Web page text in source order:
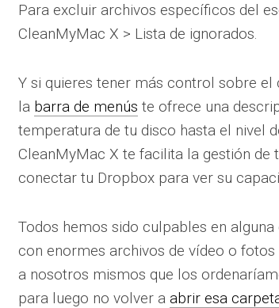
Para excluir archivos específicos del
CleanMyMac X > Lista de ignorados.
Y si quieres tener más control sobre
la barra de menús te ofrece una
temperatura de tu disco hasta el nivel
CleanMyMac X te facilita la gestión de
conectar tu Dropbox para ver su
Todos hemos sido culpables en
con enormes archivos de vídeo o
a nosotros mismos que los
para luego no volver a abrir esa